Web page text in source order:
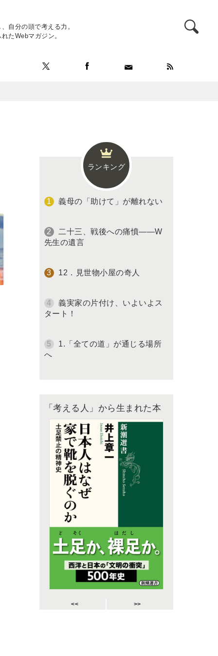
自分の頭で考える力。
たWebマガジン。
ランキング
義母の「助けて」が離れない
二十三、戦後への痛憤――W
先生の遺言
12．見世物小屋の奇人
義実家の片付け、いよいよス
タート！
1.「全ての道」が通じる場所
へ
「考える人」から生まれた本
<< >>